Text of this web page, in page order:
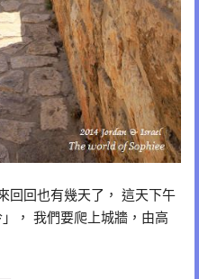
回回也有幾天了， 這天下午
， 我們要爬上城牆，由高